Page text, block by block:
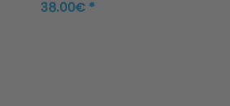
38.00€ *